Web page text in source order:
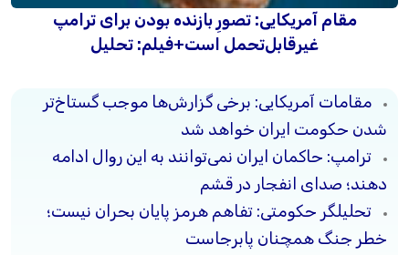
مقام آمریکایی: تصورِ بازنده بودن برای ترامپ
غیرقابل‌تحمل است+فیلم: تحلیل
مقامات آمریکایی: برخی گزارش‌ها موجب گستاخ‌تر
شدن حکومت ایران خواهد شد
ترامپ: حاکمان ایران نمی‌توانند به این روال ادامه
دهند؛ صدای انفجار در قشم
تحلیلگر حکومتی: تفاهم هرمز پایان بحران نیست؛
خطر جنگ همچنان پابرجاست